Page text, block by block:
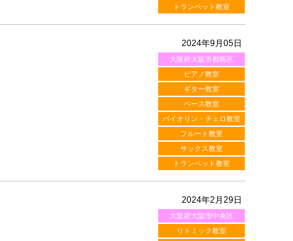
トランペット教室
2024年9月05日
大阪府大阪市都島区
ピアノ教室
ギター教室
ベース教室
バイオリン・チェロ教室
フルート教室
サックス教室
トランペット教室
2024年2月29日
大阪府大阪市中央区
リトミック教室